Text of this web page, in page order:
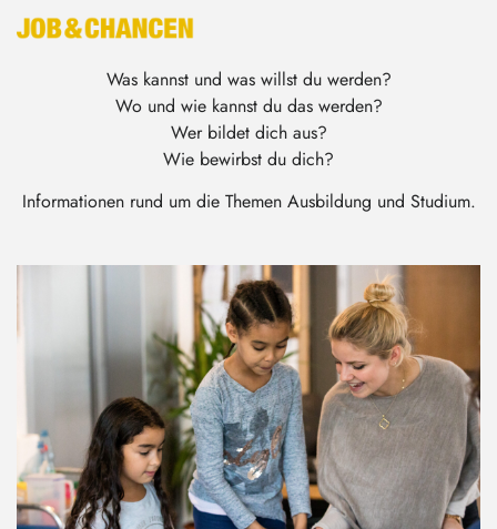
Was kannst und was willst du werden?
Wo und wie kannst du das werden?
Wer bildet dich aus?
Wie bewirbst du dich?
Informationen rund um die Themen Ausbildung und Studium.